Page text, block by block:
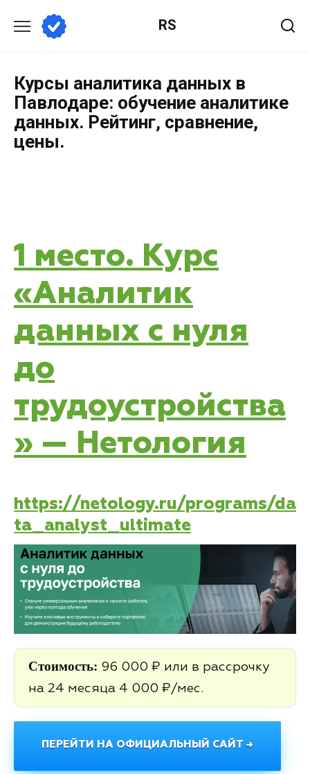
RS
Курсы аналитика данных в
Павлодаре: обучение аналитике
данных. Рейтинг, сравнение,
цены.
1 место. Курс
«Аналитик
данных с нуля
до
трудоустройства
» — Нетология
https://netology.ru/programs/da
ta_analyst_ultimate
Стоимость: 96 000 ₽ или в рассрочку
на 24 месяца 4 000 ₽/мес.
ПЕРЕЙТИ НА ОФИЦИАЛЬНЫЙ САЙТ →